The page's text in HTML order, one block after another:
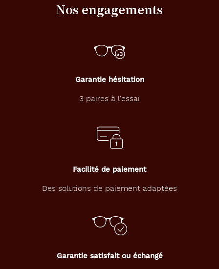
Nos engagements
Garantie hésitation
3 paires à l'essai
Facilité de paiement
Des solutions de paiement adaptées
Garantie satisfait ou échangé